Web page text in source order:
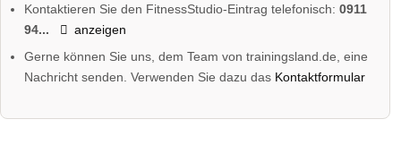
Kontaktieren Sie den FitnessStudio-Eintrag telefonisch:0911
94...
anzeigen
Gerne können Sie uns, dem Team von trainingsland.de, eine
Nachricht senden. Verwenden Sie dazu das Kontaktformular